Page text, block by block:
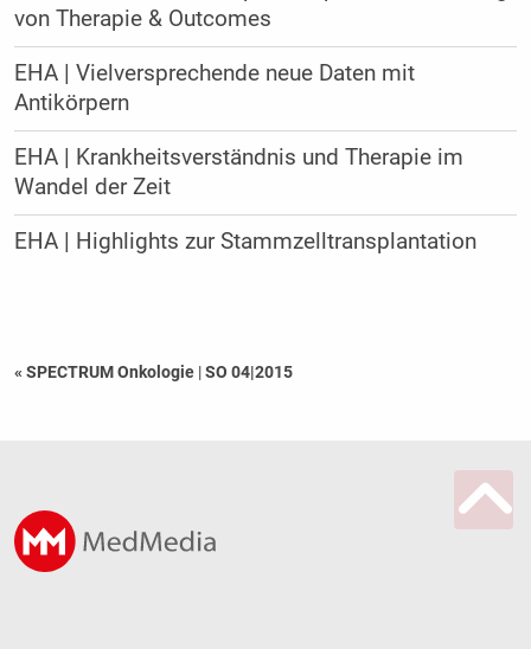
von Therapie & Outcomes
EHA | Vielversprechende neue Daten mit
Antikörpern
EHA | Krankheitsverständnis und Therapie im
Wandel der Zeit
EHA | Highlights zur Stammzelltransplantation
« SPECTRUM Onkologie |SO 04|2015